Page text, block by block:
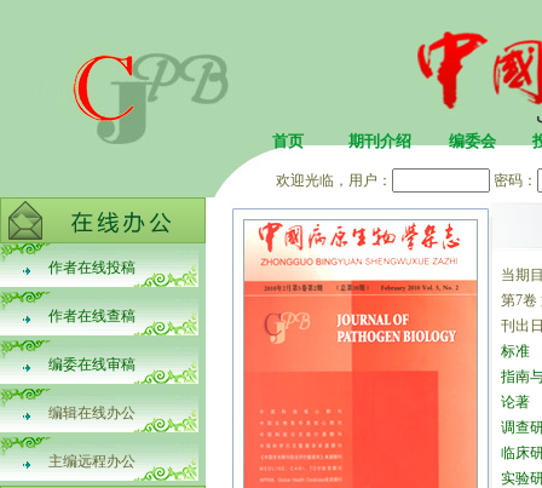
首页 期刊介绍 编委会
欢迎光临，用户： 密码：
作者在线投稿
作者在线查稿
编委在线审稿
编辑在线办公
主编远程办公
当期
第7卷
刊出
标准
指南
论著
调查
临床
实验